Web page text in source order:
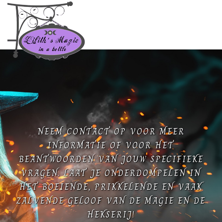
NEEM CONTACT OP VOOR MEER
INFORMATIE OF VOOR HET
BEANTWOORDEN VAN JOUW SPECIFIEKE
VRAGEN. LAAT JE ONDERDOMPELEN IN
HET BOEIENDE, PRIKKELENDE EN VAAK
ZALVENDE GELOOF VAN DE MAGIE EN DE
HEKSERIJ!